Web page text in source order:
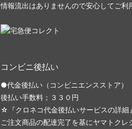
情報流出はありませんので安心してご利
コンビニ後払い
●代金後払い（コンビニエンスストア）
後払い手数料；３３０円
☆『クロネコ代金後払いサービスの詳細』
ご注文商品の配達完了を基にヤマトク